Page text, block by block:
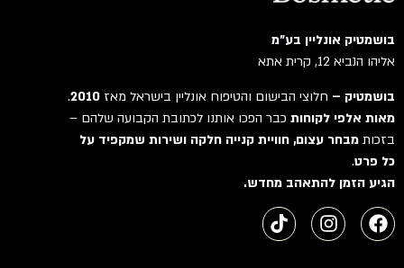
בושמטיק אונליין בע"מ
אליהו הנביא 12, קרית אתא
בושמטיק –חלוצי הבישום והטיפוח אונליין בישראל מאז2010
.
מאות אלפי לקוחותכבר הפכו אותנו לכתובת הקבועה שלהם –
בזכותמבחר עצום, חוויית קנייה חלקה ושירות שמקפיד על
כל פרט.
הגיע הזמן להתאהב מחדש.